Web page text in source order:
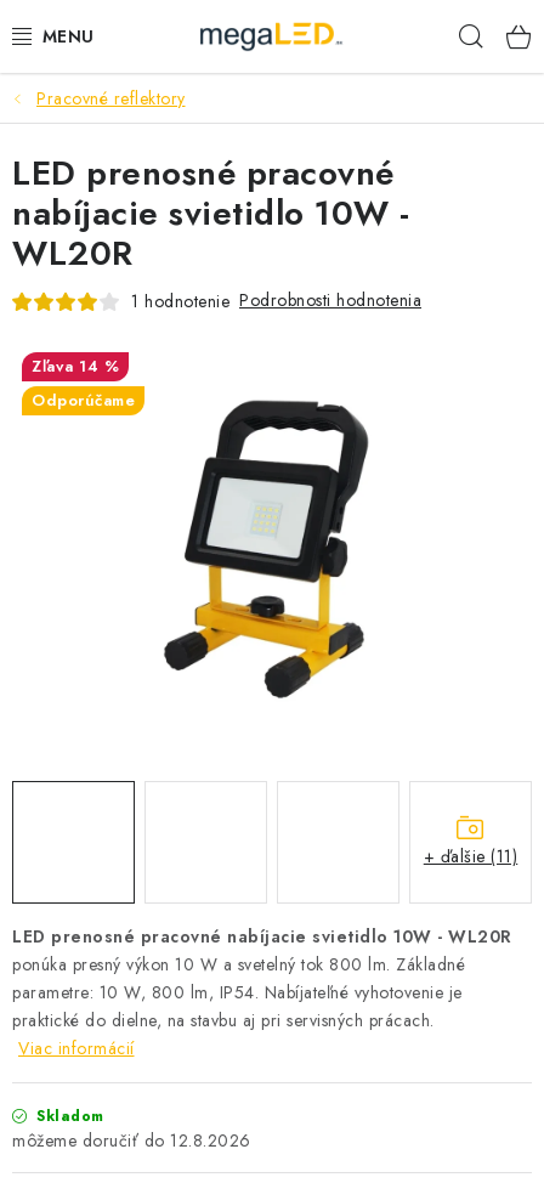
na
PRIEMYSEL
SVIETIDLÁ
ŽIAROVKY A TRUBICE
PRACOVNÉ SVIETIDLÁ
ELEKTROMATERIÁL
VENTILÁTORY
SAMSUNG SVIETIDLÁ
SOLÁRNE SYSTÉMY
SEZÓNNE VÝPREDAJE POĽNOPOTREBY
DOM A ZÁHRADA
Reklamácie a formulár na odstúpenie od zmluvy
Obchodné podmienky
Podmienky ochrany osobných údajov
O nás - MEGALED & JANTON Zákamenné
Zľavy pre profíkov
Pracovné reflektory
LED prenosné pracovné nabíjacie svietidlo 10W - WL20R
ponúka presný výkon 10 W a svetelný tok 800 lm. Základné
parametre: 10 W, 800 lm, IP54. Nabíjateľné vyhotovenie je
praktické do dielne, na stavbu aj pri servisných prácach.
Viac informácií
Skladom
12.8.2026
LED prenosné pracovné
nabíjacie svietidlo 10W -
WL20R
1 hodnotenie Podrobnosti hodnotenia
14 %
Odporúčame
+ ďalšie (11)